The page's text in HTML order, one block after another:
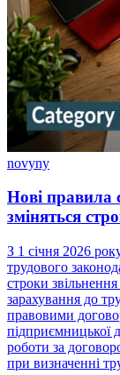
novyny
Нові правила
зміняться
З 1 січня 2026
трудового
строки
зарахування до
правовими
підприємницької
роботи за
при визначенні